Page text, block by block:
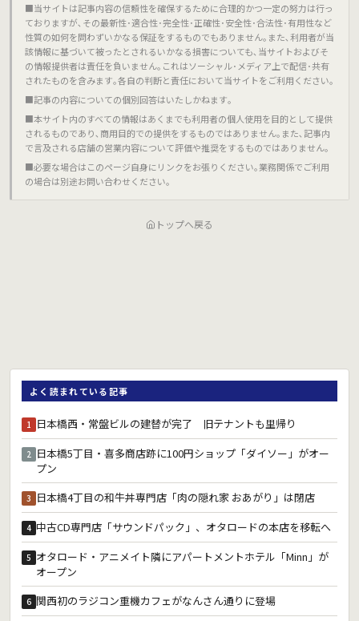
■当サイトは記事内容の信頼性を確保するために合理的かつ一定の努力は行っ
ておりますが､その最新性･適合性･完全性･正確性･安全性･合法性･有用性など
性質の如何を問わずいかなる保証をするものでもありません｡また､利用者が当
該情報に基づいて被ったとされるいかなる損害についても､当サイトおよびそ
の情報提供者は責任を負いません｡これはソーシャル･メディア上で配信･共有
されたものを含みます｡各自の判断と責任において当サイトをご利用ください｡
■記事の内容についての個別回答はいたしかねます｡
■本サイト内のすべての情報はあくまでも利用者の個人使用を目的として提供
されるものであり､商用目的での提供をするものではありません｡また､記事内
で言及される店舗の営業内容について評価や推奨をするものではありません｡
■必要な場合はこのページ自身にリンクをお張りください｡業務関係でご利用
の場合は別途お問い合わせください｡
トップへ戻る
よく読まれている記事
1 日本橋西・常盤ビルの建替が完了 旧テナントも里帰り
2 日本橋5丁目・喜多商店跡に100円ショップ「ダイソー」がオー
プン
3 日本橋4丁目の和牛丼専門店「肉の隠れ家 おあがり」は閉店
4 中古CD専門店「サウンドパック」、オタロードの本店を移転へ
5 オタロード・アニメイト隣にアパートメントホテル「Minn」が
オープン
6 関西初のラジコン重機カフェがなんさん通りに登場